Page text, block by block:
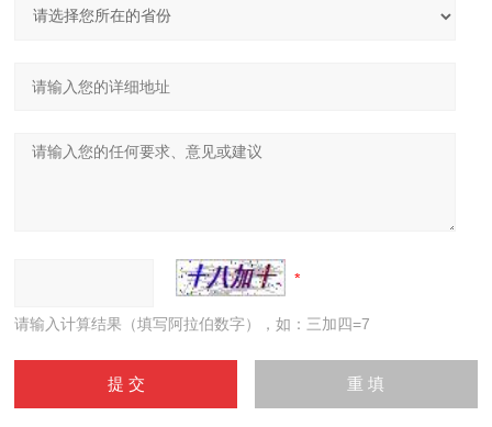
请输入计算结果（填写阿拉伯数字），如：三加四=7